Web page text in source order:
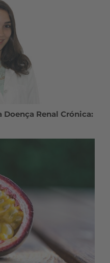
Renal Crónica: